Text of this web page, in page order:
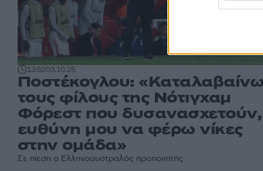
13:5203.10.25
Ποστέκογλου:
τους φίλους της Νότιγχαμ
Φόρεστ που δυσανασχετούν,
ευθύνη μου να φέρω νίκες
στην ομάδα»
Σε πίεση ο Ελληνοαυστραλός προπονητής